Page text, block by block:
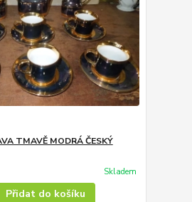
TMAVĚ MODRÁ ČESKÝ
Skladem
Přidat do košíku